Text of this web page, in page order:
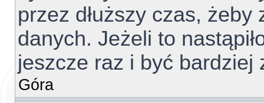
przez dłuższy czas,
danych. Jeżeli to
jeszcze raz i być
Góra